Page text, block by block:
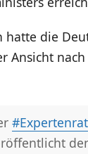
hatte die
Ansicht
#Expertenrat